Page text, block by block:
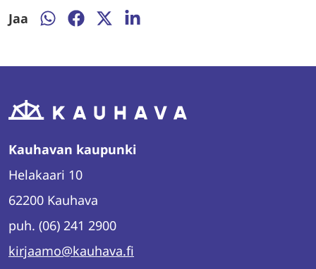
Jaa
Jaa
Jaa
Jaa
Jaa
Kauhavan kaupunki
Helakaari 10
62200 Kauhava
puh. (06) 241 2900
kirjaamo@kauhava.fi